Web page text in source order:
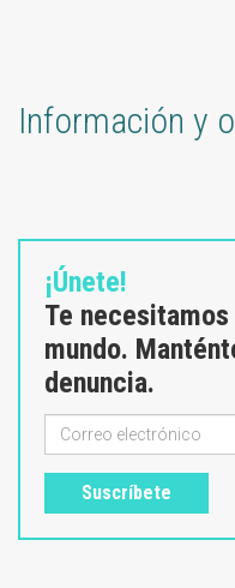
Información y
¡Únete!
Te
mundo.
denuncia.
Suscríbete